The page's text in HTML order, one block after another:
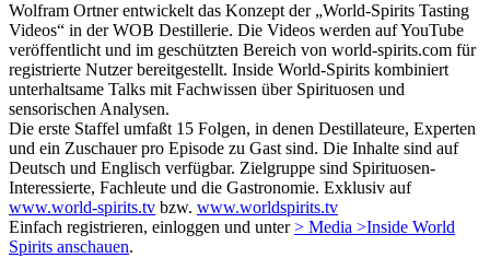
Wolfram Ortner entwickelt das Konzept der „World-Spirits Tasting
Videos“ in der WOB Destillerie. Die Videos werden auf YouTube
veröffentlicht und im geschützten Bereich von world-spirits.com für
registrierte Nutzer bereitgestellt. Inside World-Spirits kombiniert
unterhaltsame Talks mit Fachwissen über Spirituosen und
sensorischen Analysen.
Die erste Staffel umfaßt 15 Folgen, in denen Destillateure, Experten
und ein Zuschauer pro Episode zu Gast sind. Die Inhalte sind auf
Deutsch und Englisch verfügbar. Zielgruppe sind Spirituosen-
Interessierte, Fachleute und die Gastronomie. Exklusiv auf
www.world-spirits.tv bzw. www.worldspirits.tv
Einfach registrieren, einloggen und unter> Media >Inside World
Spirits anschauen.